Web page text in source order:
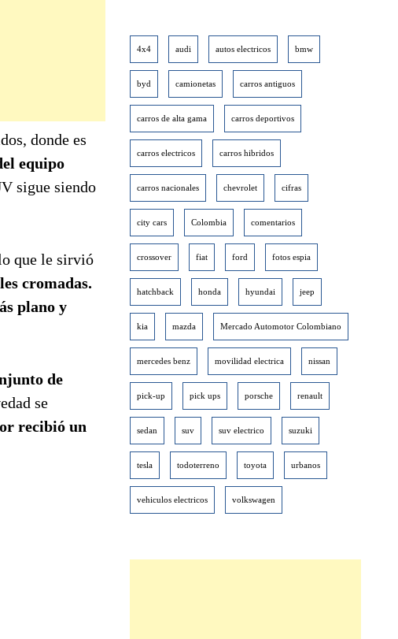
donde es
equipo
sigue siendo
que le sirvió
cromadas.
plano y
de
se
recibió un
4x4 audi autos electricos bmw
byd camionetas carros antiguos
carros de alta gama carros deportivos
carros electricos carros hibridos
carros nacionales chevrolet cifras
city cars Colombia comentarios
crossover fiat ford fotos espia
hatchback honda hyundai jeep
kia mazda Mercado Automotor Colombiano
mercedes benz movilidad electrica nissan
pick-up pick ups porsche renault
sedan suv suv electrico suzuki
tesla todoterreno toyota urbanos
vehiculos electricos volkswagen